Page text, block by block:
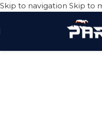
Skip to navigation Skip to